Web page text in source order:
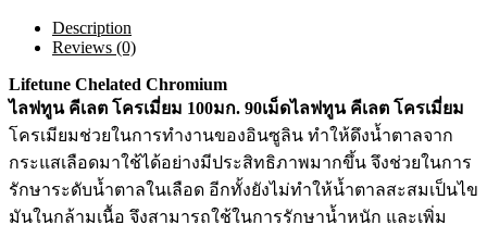
Description
Reviews (0)
Lifetune Chelated Chromium
ไลฟทูน คีเลต โครเมี่ยม 100มก. 90เม็ดไลฟทูน คีเลต โครเมี่ยม
โครเมียมช่วยในการทำงานของอินซูลิน ทำให้ดึงน้ำตาลจาก
กระแสเลือดมาใช้ได้อย่างมีประสิทธิภาพมากขึ้น จึงช่วยในการ
รักษาระดับน้ำตาลในเลือด อีกทั้งยังไม่ทำให้น้ำตาลสะสมเป็นไข
มันในกล้ามเนื้อ จึงสามารถใช้ในการรักษาน้ำหนัก และเพิ่ม